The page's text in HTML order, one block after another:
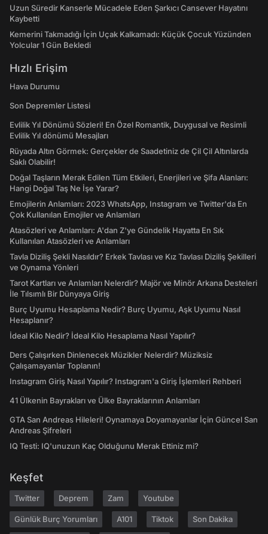
Uzun Süredir Kanserle Mücadele Eden Şarkıcı Cansever Hayatını
Kaybetti
Kemerini Takmadığı İçin Uçak Kalkamadı: Küçük Çocuk Yüzünden
Yolcular 1 Gün Bekledi
Hızlı Erişim
Hava Durumu
Son Depremler Listesi
Evlilik Yıl Dönümü Sözleri! En Özel Romantik, Duygusal ve Resimli
Evlilik Yıl dönümü Mesajları
Rüyada Altın Görmek: Gerçekler de Saadetiniz de Çil Çil Altınlarda
Saklı Olabilir!
Doğal Taşların Merak Edilen Tüm Etkileri, Enerjileri ve Şifa Alanları:
Hangi Doğal Taş Ne İşe Yarar?
Emojilerin Anlamları: 2023 WhatsApp, Instagram ve Twitter'da En
Çok Kullanılan Emojiler ve Anlamları
Atasözleri ve Anlamları: A'dan Z'ye Gündelik Hayatta En Sık
Kullanılan Atasözleri ve Anlamları
Tavla Diziliş Şekli Nasıldır? Erkek Tavlası ve Kız Tavlası Diziliş Şekilleri
ve Oynama Yönleri
Tarot Kartları ve Anlamları Nelerdir? Majör ve Minör Arkana Desteleri
İle Tılsımlı Bir Dünyaya Giriş
Burç Uyumu Hesaplama Nedir? Burç Uyumu, Aşk Uyumu Nasıl
Hesaplanır?
İdeal Kilo Nedir? İdeal Kilo Hesaplama Nasıl Yapılır?
Ders Çalışırken Dinlenecek Müzikler Nelerdir? Müziksiz
Çalışamayanlar Toplanın!
Instagram Giriş Nasıl Yapılır? Instagram'a Giriş İşlemleri Rehberi
41 Ülkenin Bayrakları ve Ülke Bayraklarının Anlamları
GTA San Andreas Hileleri! Oynamaya Doyamayanlar İçin Güncel San
Andreas Şifreleri
IQ Testi: IQ'unuzun Kaç Olduğunu Merak Ettiniz mi?
Keşfet
Twitter Deprem Zam Youtube
Günlük Burç Yorumları A101 Tiktok Son Dakika